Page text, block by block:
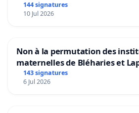
144 signatures
10 Jul 2026
Non à la permutation des
maternelles de Bléharies et
Préservons la stabilité de nos
143 signatures
6 Jul 2026